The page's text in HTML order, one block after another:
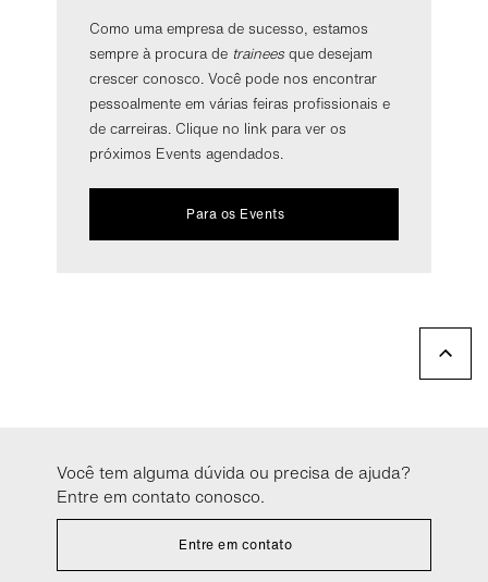
Como uma empresa de sucesso, estamos
sempre à procura de trainees que desejam
crescer conosco. Você pode nos encontrar
pessoalmente em várias feiras profissionais e
de carreiras. Clique no link para ver os
próximos Events agendados.
Para os Events
Você tem alguma dúvida ou precisa de ajuda?
Entre em contato conosco.
Entre em contato